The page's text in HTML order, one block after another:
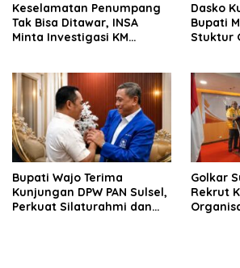
Keselamatan Penumpang
Tak Bisa Ditawar, INSA
Minta Investigasi KM
Dasko
Bupati
Stuktur
Bupati Wajo Terima
Kunjungan DPW PAN Sulsel,
Perkuat Silaturahmi dan
Golkar
Rekrut